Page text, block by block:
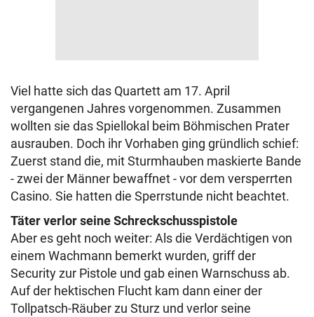
Viel hatte sich das Quartett am 17. April
vergangenen Jahres vorgenommen. Zusammen
wollten sie das Spiellokal beim Böhmischen Prater
ausrauben. Doch ihr Vorhaben ging gründlich schief:
Zuerst stand die, mit Sturmhauben maskierte Bande
- zwei der Männer bewaffnet - vor dem versperrten
Casino. Sie hatten die Sperrstunde nicht beachtet.
Täter verlor seine Schreckschusspistole
Aber es geht noch weiter: Als die Verdächtigen von
einem Wachmann bemerkt wurden, griff der
Security zur Pistole und gab einen Warnschuss ab.
Auf der hektischen Flucht kam dann einer der
Tollpatsch-Räuber zu Sturz und verlor seine